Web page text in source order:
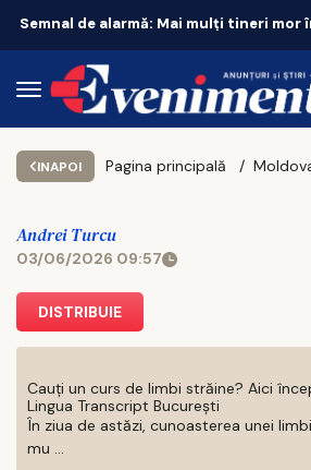
Semnal de alarmă: Mai mulți tineri mor în accidente rutiere decât din cauza tuberculozei și a drogurilor
INAPOI Pagina principală
Andrei Turcu
03/06/2026 09:57
DISTRIBUIE
Cauți un curs de limbi străine? Aici
Lingua Transcript București
În ziua de astăzi, cunoasterea unei
mu ...